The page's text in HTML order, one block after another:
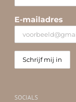
E-mailadres
SOCIALS